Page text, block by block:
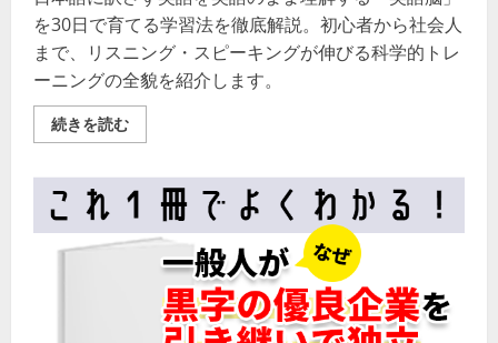
を30日で育てる学習法を徹底解説。初心者から社会人
まで、リスニング・スピーキングが伸びる科学的トレ
ーニングの全貌を紹介します。
続きを読む英
語
こ
え
る・
分
か